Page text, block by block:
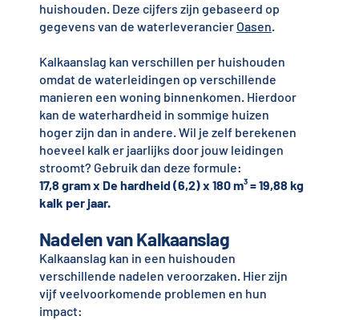
huishouden. Deze cijfers zijn gebaseerd op
gegevens van de waterleverancier Oasen.
Kalkaanslag kan verschillen per huishouden
omdat de waterleidingen op verschillende
manieren een woning binnenkomen. Hierdoor
kan de waterhardheid in sommige huizen
hoger zijn dan in andere. Wil je zelf berekenen
hoeveel kalk er jaarlijks door jouw leidingen
stroomt? Gebruik dan deze formule:
17,8 gram x De hardheid (6,2) x 180 m³ = 19,88 kg
kalk per jaar.
Nadelen van Kalkaanslag
Kalkaanslag kan in een huishouden
verschillende nadelen veroorzaken. Hier zijn
vijf veelvoorkomende problemen en hun
impact: